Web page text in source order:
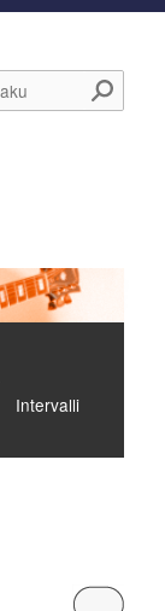
Haku
Intervalli